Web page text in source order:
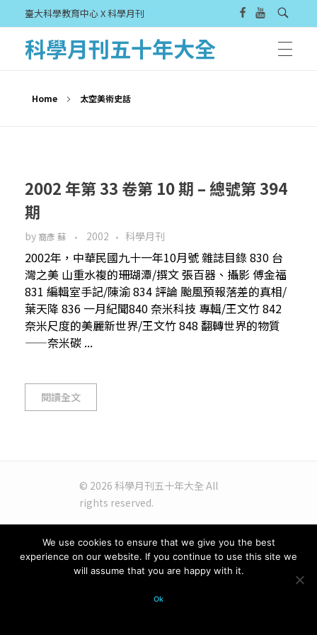
臺大科學教育中心 X 科學月刊
科學月刊五十年大全
Home 太空美術史話
2002 年第 33 卷第 10 期 – 總號第 394
期
by 裔彥 蘇 2002 科學月刊
2002年，中華民國九十一年10月號 雜誌目錄 830 台
灣之美 山重水複的珊瑚潭/撰文 張百器、攝影 傅金福
831 編輯室手記/陳渝 834 評論 颱風預報落差的真相/
葉天降 836 一月紀聞840 奈米科技 專輯/王文竹 842
奈米尺度的美麗新世界/王文竹 848 翻轉世界的物質
——奈米碳 ...
閱讀全文
© 2026 科學月刊五十年大全 All
rights reserved.
We use cookies to ensure that we give you the best
experience on our website. If you continue to use this site we
will assume that you are happy with it.
Ok